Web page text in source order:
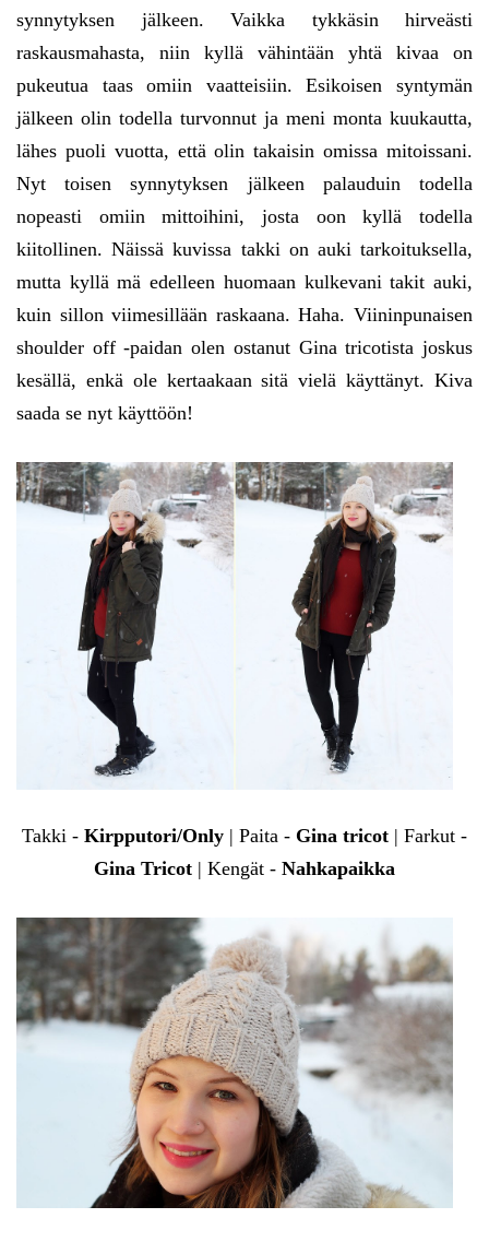
synnytyksen jälkeen. Vaikka tykkäsin hirveästi
raskausmahasta, niin kyllä vähintään yhtä kivaa on
pukeutua taas omiin vaatteisiin. Esikoisen syntymän
jälkeen olin todella turvonnut ja meni monta kuukautta,
lähes puoli vuotta, että olin takaisin omissa mitoissani.
Nyt toisen synnytyksen jälkeen palauduin todella
nopeasti omiin mittoihini, josta oon kyllä todella
kiitollinen. Näissä kuvissa takki on auki tarkoituksella,
mutta kyllä mä edelleen huomaan kulkevani takit auki,
kuin sillon viimesillään raskaana. Haha. Viininpunaisen
shoulder off -paidan olen ostanut Gina tricotista joskus
kesällä, enkä ole kertaakaan sitä vielä käyttänyt. Kiva
saada se nyt käyttöön!
Takki - Kirpputori/Only | Paita - Gina tricot | Farkut -
Gina Tricot | Kengät - Nahkapaikka